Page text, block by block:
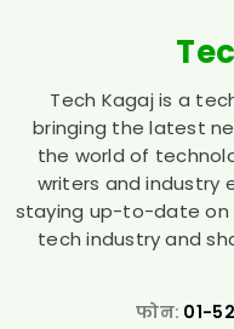
Tech Kagaj is a
bringing the latest
the world of
writers and industry
staying up-to-date on
tech industry and
फोन: 01-